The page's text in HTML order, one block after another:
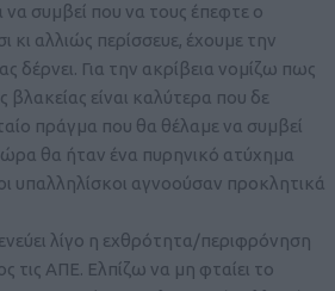
συμβεί που να τους έπεφτε ο
κι αλλιώς περίσσευε, έχουμε την
δέρνει. Για την ακρίβεια νομίζω πως
είναι καλύτερα που δε
πράγμα που θα θέλαμε να συμβεί
θα ήταν ένα πυρηνικό ατύχημα
υπαλληλίσκοι αγνοούσαν προκλητικά
λίγο η εχθρότητα/περιφρόνηση
τις ΑΠΕ. Ελπίζω να μη φταίει το